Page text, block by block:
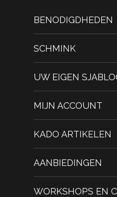
BENODIGDHEDEN
SCHMINK
UW EIGEN
MIJN ACCOUNT
KADO ARTIKELEN
AANBIEDINGEN
WORKSHOPS EN